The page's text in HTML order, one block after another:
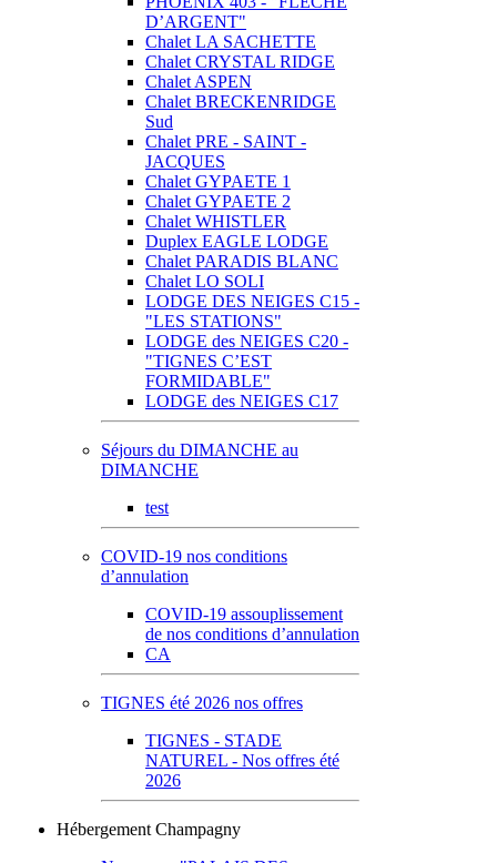
D’ARGENT"
Chalet LA SACHETTE
Chalet CRYSTAL RIDGE
Chalet ASPEN
Chalet BRECKENRIDGE
Sud
Chalet PRE - SAINT -
JACQUES
Chalet GYPAETE 1
Chalet GYPAETE 2
Chalet WHISTLER
Duplex EAGLE LODGE
Chalet PARADIS BLANC
Chalet LO SOLI
LODGE DES NEIGES C15 -
"LES STATIONS"
LODGE des NEIGES C20 -
"TIGNES C’EST
FORMIDABLE"
LODGE des NEIGES C17
Séjours du DIMANCHE au
DIMANCHE
test
COVID-19 nos conditions
d’annulation
COVID-19 assouplissement
de nos conditions d’annulation
CA
TIGNES été 2026 nos offres
TIGNES - STADE
NATUREL - Nos offres été
2026
Hébergement Champagny